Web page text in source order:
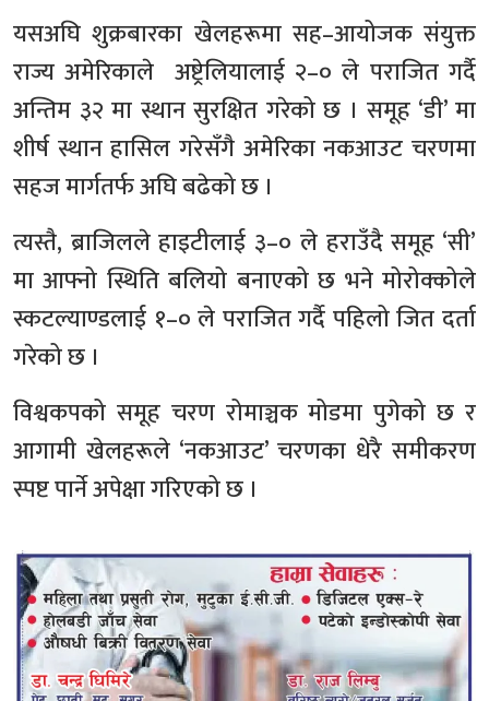
यसअघि शुक्रबारका खेलहरूमा सह–आयोजक संयुक्त
राज्य अमेरिकाले अष्ट्रेलियालाई २–० ले पराजित गर्दै
अन्तिम ३२ मा स्थान सुरक्षित गरेको छ । समूह ‘डी’ मा
शीर्ष स्थान हासिल गरेसँगै अमेरिका नकआउट चरणमा
सहज मार्गतर्फ अघि बढेको छ ।
त्यस्तै, ब्राजिलले हाइटीलाई ३–० ले हराउँदै समूह ‘सी’
मा आफ्नो स्थिति बलियो बनाएको छ भने मोरोक्कोले
स्कटल्याण्डलाई १–० ले पराजित गर्दै पहिलो जित दर्ता
गरेको छ ।
विश्वकपको समूह चरण रोमाञ्चक मोडमा पुगेको छ र
आगामी खेलहरूले ‘नकआउट’ चरणका धेरै समीकरण
स्पष्ट पार्ने अपेक्षा गरिएको छ ।